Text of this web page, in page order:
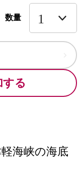
数量
る
海峡の海底